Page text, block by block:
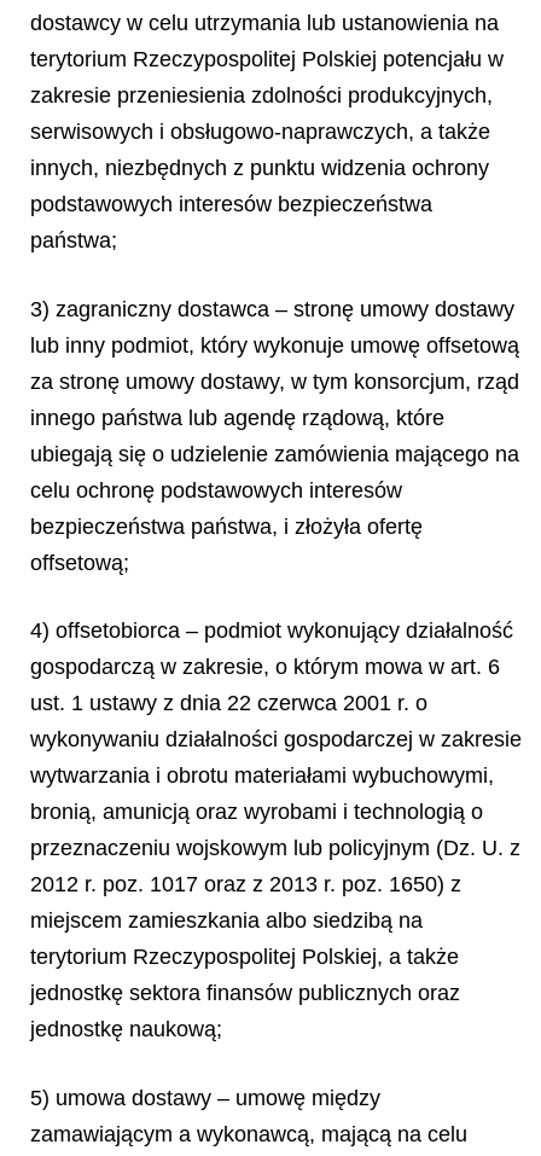
dostawcy w celu utrzymania lub ustanowienia na
terytorium Rzeczypospolitej Polskiej potencjału w
zakresie przeniesienia zdolności produkcyjnych,
serwisowych i obsługowo-naprawczych, a także
innych, niezbędnych z punktu widzenia ochrony
podstawowych interesów bezpieczeństwa
państwa;
3) zagraniczny dostawca – stronę umowy dostawy
lub inny podmiot, który wykonuje umowę offsetową
za stronę umowy dostawy, w tym konsorcjum, rząd
innego państwa lub agendę rządową, które
ubiegają się o udzielenie zamówienia mającego na
celu ochronę podstawowych interesów
bezpieczeństwa państwa, i złożyła ofertę
offsetową;
4) offsetobiorca – podmiot wykonujący działalność
gospodarczą w zakresie, o którym mowa w art. 6
ust. 1 ustawy z dnia 22 czerwca 2001 r. o
wykonywaniu działalności gospodarczej w zakresie
wytwarzania i obrotu materiałami wybuchowymi,
bronią, amunicją oraz wyrobami i technologią o
przeznaczeniu wojskowym lub policyjnym (Dz. U. z
2012 r. poz. 1017 oraz z 2013 r. poz. 1650) z
miejscem zamieszkania albo siedzibą na
terytorium Rzeczypospolitej Polskiej, a także
jednostkę sektora finansów publicznych oraz
jednostkę naukową;
5) umowa dostawy – umowę między
zamawiającym a wykonawcą, mającą na celu